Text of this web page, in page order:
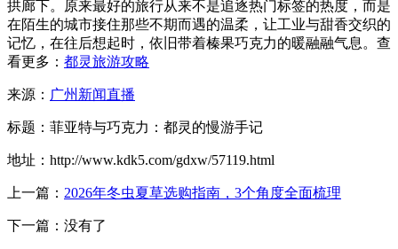
拱廊下。原来最好的旅行从来不是追逐热门标签的热度，而是
在陌生的城市接住那些不期而遇的温柔，让工业与甜香交织的
记忆，在往后想起时，依旧带着榛果巧克力的暖融融气息。查
看更多： 都灵旅游攻略
来源： 广州新闻直播
标题：菲亚特与巧克力：都灵的慢游手记
地址：http://www.kdk5.com/gdxw/57119.html
上一篇： 2026年冬虫夏草选购指南，3个角度全面梳理
下一篇：没有了